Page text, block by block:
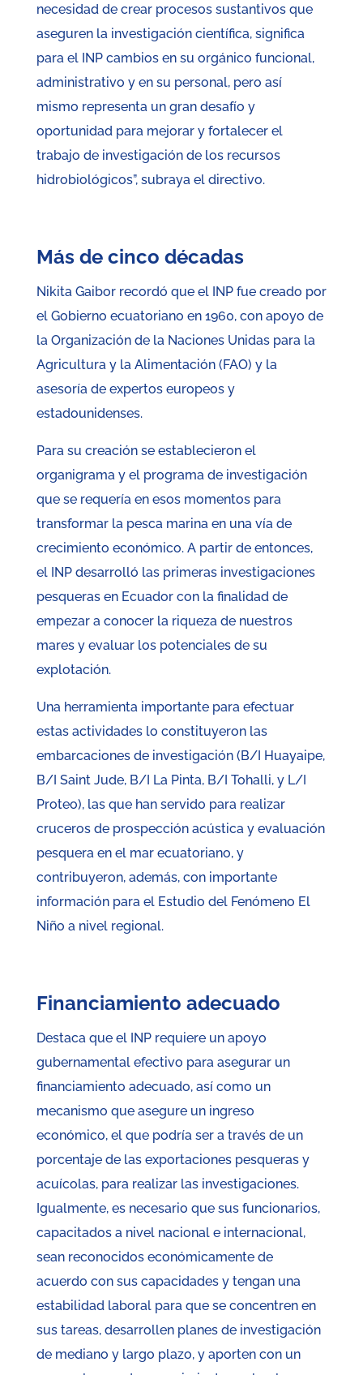
necesidad de crear procesos sustantivos que
aseguren la investigación científica, significa
para el INP cambios en su orgánico funcional,
administrativo y en su personal, pero así
mismo representa un gran desafío y
oportunidad para mejorar y fortalecer el
trabajo de investigación de los recursos
hidrobiológicos”, subraya el directivo.
Más de cinco décadas
Nikita Gaibor recordó que el INP fue creado por
el Gobierno ecuatoriano en 1960, con apoyo de
la Organización de la Naciones Unidas para la
Agricultura y la Alimentación (FAO) y la
asesoría de expertos europeos y
estadounidenses.
Para su creación se establecieron el
organigrama y el programa de investigación
que se requería en esos momentos para
transformar la pesca marina en una vía de
crecimiento económico. A partir de entonces,
el INP desarrolló las primeras investigaciones
pesqueras en Ecuador con la finalidad de
empezar a conocer la riqueza de nuestros
mares y evaluar los potenciales de su
explotación.
Una herramienta importante para efectuar
estas actividades lo constituyeron las
embarcaciones de investigación (B/I Huayaipe,
B/I Saint Jude, B/I La Pinta, B/I Tohalli, y L/I
Proteo), las que han servido para realizar
cruceros de prospección acústica y evaluación
pesquera en el mar ecuatoriano, y
contribuyeron, además, con importante
información para el Estudio del Fenómeno El
Niño a nivel regional.
Financiamiento adecuado
Destaca que el INP requiere un apoyo
gubernamental efectivo para asegurar un
financiamiento adecuado, así como un
mecanismo que asegure un ingreso
económico, el que podría ser a través de un
porcentaje de las exportaciones pesqueras y
acuícolas, para realizar las investigaciones.
Igualmente, es necesario que sus funcionarios,
capacitados a nivel nacional e internacional,
sean reconocidos económicamente de
acuerdo con sus capacidades y tengan una
estabilidad laboral para que se concentren en
sus tareas, desarrollen planes de investigación
de mediano y largo plazo, y aporten con un